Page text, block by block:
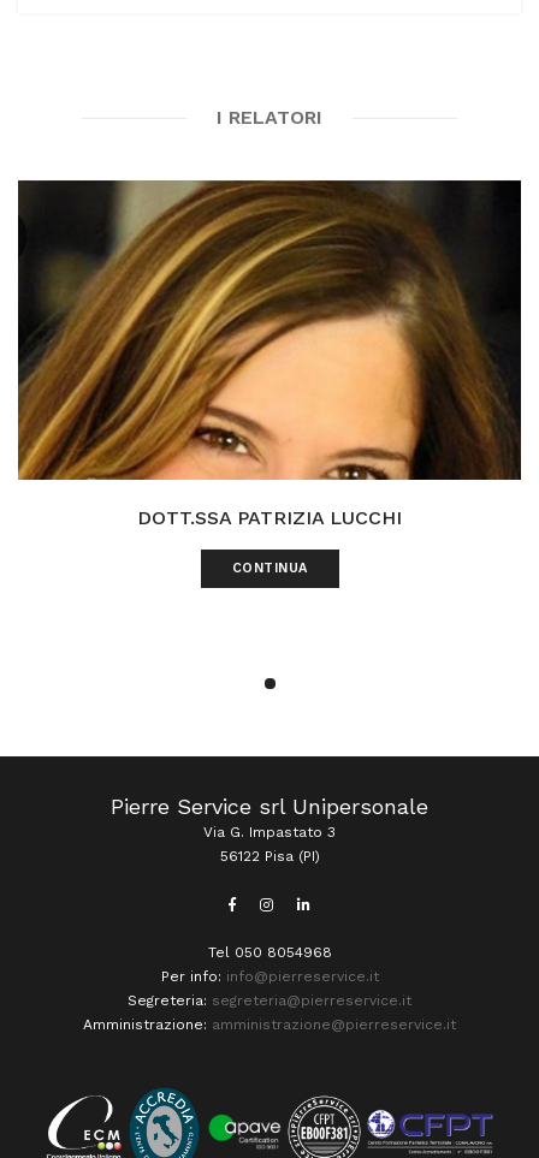
I RELATORI
DOTT.SSA PATRIZIA LUCCHI
CONTINUA
Pierre Service srl Unipersonale
Via G. Impastato 3
56122 Pisa (PI)
Tel 050 8054968
Per info: info@pierreservice.it
Segreteria: segreteria@pierreservice.it
Amministrazione: amministrazione@pierreservice.it